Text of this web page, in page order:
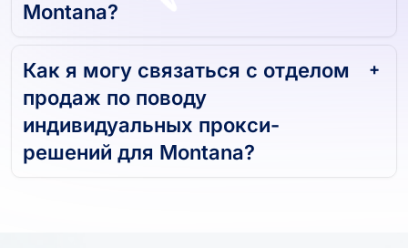
Как я могу связаться с отделом
продаж по поводу
индивидуальных прокси-
решений для Montana?